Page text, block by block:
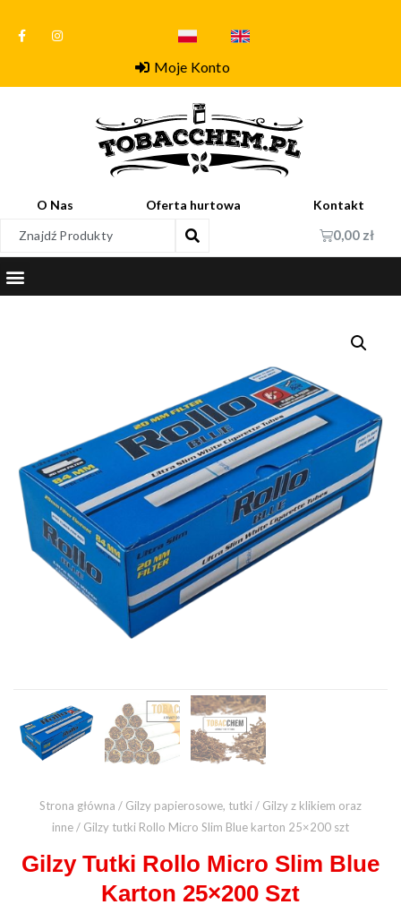
Moje Konto
O Nas Oferta hurtowa Kontakt
0,00 zł
Strona główna / Gilzy papierosowe, tutki/ Gilzy z klikiem oraz
inne/ Gilzy tutki Rollo Micro Slim Blue karton 25×200 szt
Gilzy Tutki Rollo Micro Slim Blue
Karton 25×200 Szt